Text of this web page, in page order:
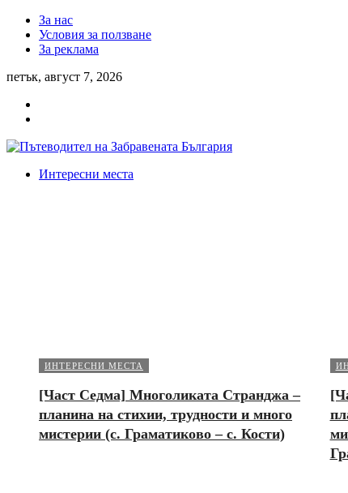
За нас
Условия за ползване
За реклама
петък, август 7, 2026
Интересни места
ИНТЕРЕСНИ МЕСТА
[Част Седма] Многоликата Странджа –
планина на стихии, трудности и много
мистерии (с. Граматиково – с. Кости)